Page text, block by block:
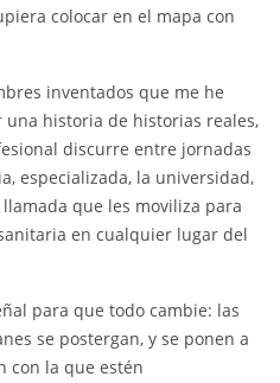
colocar en el mapa con
inventados que me he
historia de historias reales,
discurre entre jornadas
especializada, la universidad,
que les moviliza para
en cualquier lugar del
para que todo cambie: las
se postergan, y se ponen a
con la que estén